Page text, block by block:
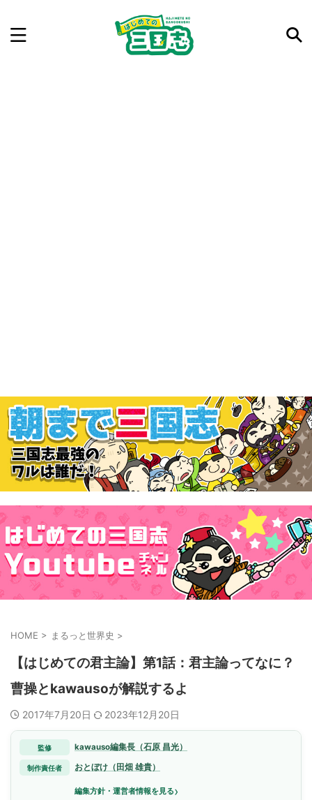
HOME > まるっと世界史 >
【はじめての君主論】第1話：君主論ってなに？
曹操とkawausoが解説するよ
2017年7月20日 2023年12月20日
監修 kawauso編集長（石原 昌光）
制作責任者 おとぼけ（田畑 雄貴）
編集方針・運営者情報を見る›